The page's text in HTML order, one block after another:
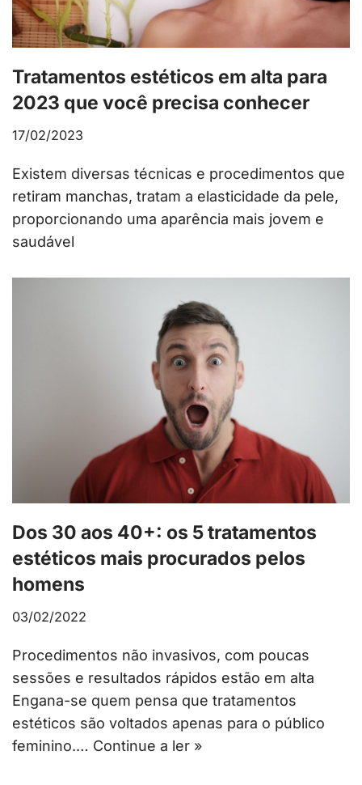
Tratamentos estéticos em alta para
2023 que você precisa conhecer
17/02/2023
Existem diversas técnicas e procedimentos que
retiram manchas, tratam a elasticidade da pele,
proporcionando uma aparência mais jovem e
saudável
Dos 30 aos 40+: os 5 tratamentos
estéticos mais procurados pelos
homens
03/02/2022
Procedimentos não invasivos, com poucas
sessões e resultados rápidos estão em alta
Engana-se quem pensa que tratamentos
estéticos são voltados apenas para o público
feminino.… Continue a ler »